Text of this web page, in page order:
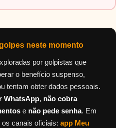
neste momento
por golpistas que
o benefício suspenso,
tentam obter dados pessoais.
WhatsApp, não cobra
e não pede senha. Em
canais oficiais: app Meu